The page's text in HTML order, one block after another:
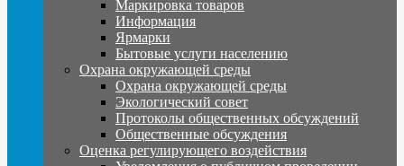
Маркировка товаров
Информация
Ярмарки
Бытовые услуги населению
Охрана окружающей среды
Охрана окружающей среды
Экологический совет
Протоколы общественных обсуждений
Общественные обсуждения
Оценка регулирующего воздействия